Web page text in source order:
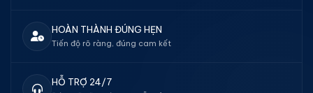
HOÀN THÀNH ĐÚNG HẸN
Tiến độ rõ ràng, đúng cam kết
HỖ TRỢ 24/7